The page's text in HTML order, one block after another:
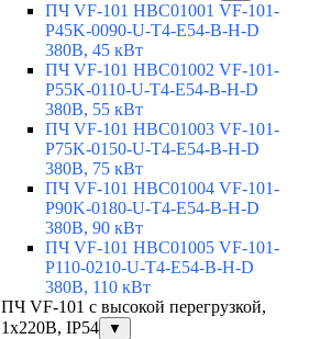
ПЧ VF-101 HBC01001 VF-101-
P45K-0090-U-T4-E54-B-H-D
380В, 45 кВт
ПЧ VF-101 HBC01002 VF-101-
P55K-0110-U-T4-E54-B-H-D
380В, 55 кВт
ПЧ VF-101 HBC01003 VF-101-
P75K-0150-U-T4-E54-B-H-D
380В, 75 кВт
ПЧ VF-101 HBC01004 VF-101-
P90K-0180-U-T4-E54-B-H-D
380В, 90 кВт
ПЧ VF-101 HBC01005 VF-101-
P110-0210-U-T4-E54-B-H-D
380В, 110 кВт
ПЧ VF-101 с высокой перегрузкой,
1х220В, IP54
▼